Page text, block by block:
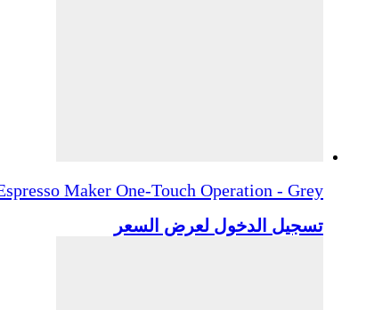
Maker One-Touch Operation - Grey
تسجيل الدخول لعرض السعر